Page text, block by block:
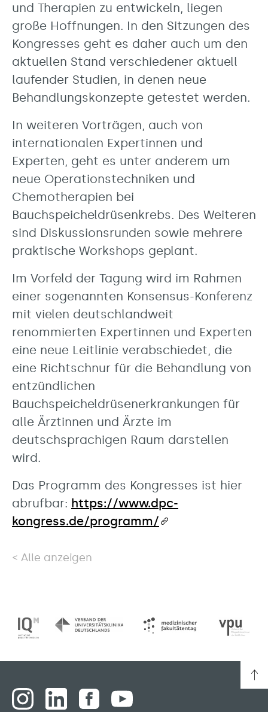
und Therapien zu entwickeln, liegen
große Hoffnungen. In den Sitzungen des
Kongresses geht es daher auch um den
aktuellen Stand verschiedener aktuell
laufender Studien, in denen neue
Behandlungskonzepte getestet werden.
In weiteren Vorträgen, auch von
internationalen Expertinnen und
Experten, geht es unter anderem um
neue Operationstechniken und
Chemotherapien bei
Bauchspeicheldrüsenkrebs. Des Weiteren
sind Diskussionsrunden sowie mehrere
praktische Workshops geplant.
Im Vorfeld der Tagung wird im Rahmen
einer sogenannten Konsensus-Konferenz
mit vielen deutschlandweit
renommierten Expertinnen und Experten
eine neue Leitlinie verabschiedet, die
eine Richtschnur für die Behandlung von
entzündlichen
Bauchspeicheldrüsenerkrankungen für
alle Ärztinnen und Ärzte im
deutschsprachigen Raum darstellen
wird.
Das Programm des Kongresses ist hier
abrufbar: https://www.dpc-
kongress.de/programm/
Alle anzeigen